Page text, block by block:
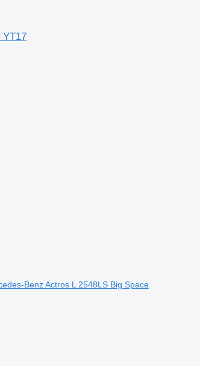
YT17
Benz Actros L 2548LS Big Space